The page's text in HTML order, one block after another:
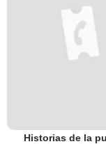
Historias de la